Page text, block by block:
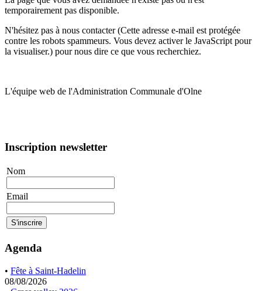
temporairement pas disponible.
N'hésitez pas à nous contacter (Cette adresse e-mail est protégée
contre les robots spammeurs. Vous devez activer le JavaScript pour
la visualiser.) pour nous dire ce que vous recherchiez.
L'équipe web de l'Administration Communale d'Olne
Inscription newsletter
Nom
Email
Agenda
• Fête à Saint-Hadelin
08/08/2026